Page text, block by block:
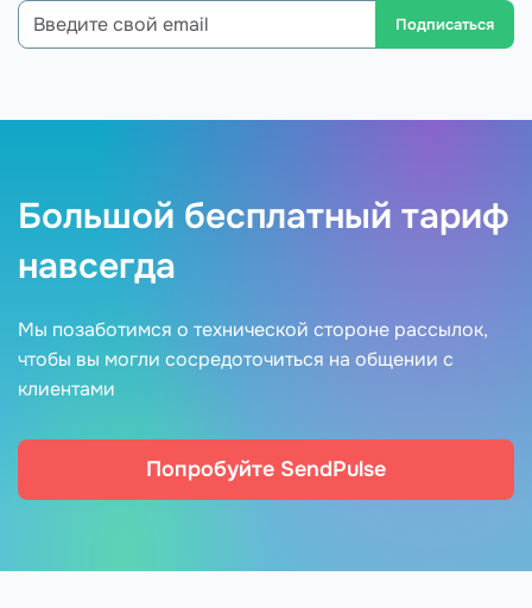
Подписаться
Большой бесплатный тариф
навсегда
Мы позаботимся о технической стороне рассылок,
чтобы вы могли сосредоточиться на общении с
клиентами
Попробуйте SendPulse